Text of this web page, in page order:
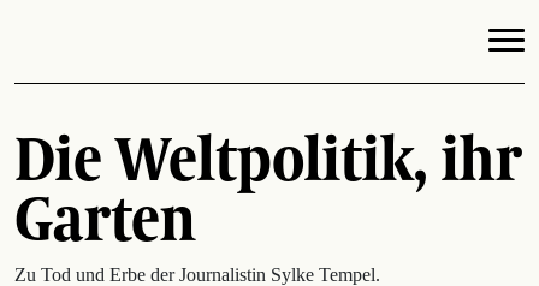
Die Weltpolitik, ihr
Garten
Zu Tod und Erbe der Journalistin Sylke Tempel.